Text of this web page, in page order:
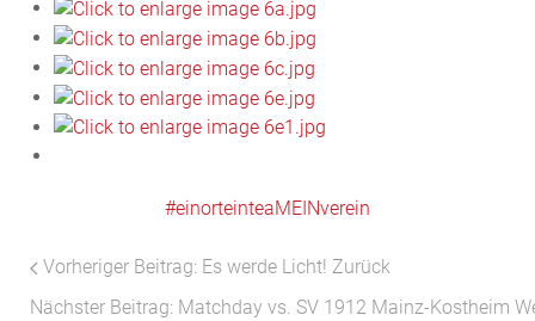
#einorteinteaMEINverein
Vorheriger Beitrag: Es werde Licht! Zurück
Nächster Beitrag: Matchday vs. SV 1912 Mainz-Kostheim